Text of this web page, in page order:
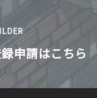
申請はこちら